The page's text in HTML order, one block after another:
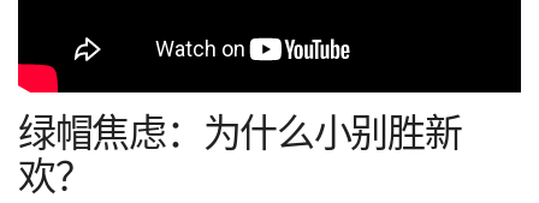
绿帽焦虑：为什么小别胜新
欢？